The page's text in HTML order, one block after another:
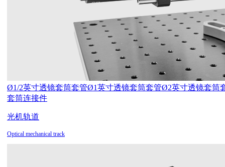
Ø1/2英寸透镜套筒套管Ø1英寸透镜套筒套管Ø2英寸透镜套筒
套筒连接件
光机轨道
Optical mechanical track